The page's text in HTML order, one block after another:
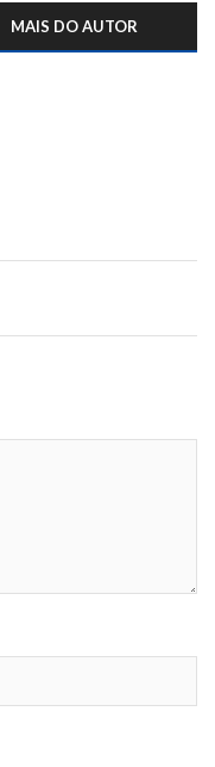
MAIS DO AUTOR